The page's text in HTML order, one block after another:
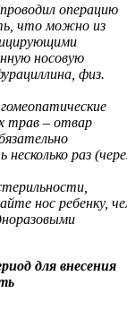
операцию
что можно из
носовую
физ.
трав – отвар
раз
нос ребенку,
для внесения